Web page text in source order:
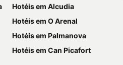
Hotéis em Alcudia
Hotéis em O Arenal
Hotéis em Palmanova
Hotéis em Can Picafort